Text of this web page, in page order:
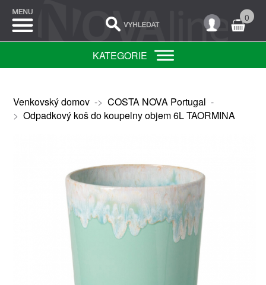
0
KATEGORIE
Venkovský domov-> COSTA NOVA Portugal -
> Odpadkový koš do koupelny objem 6L TAORMINA